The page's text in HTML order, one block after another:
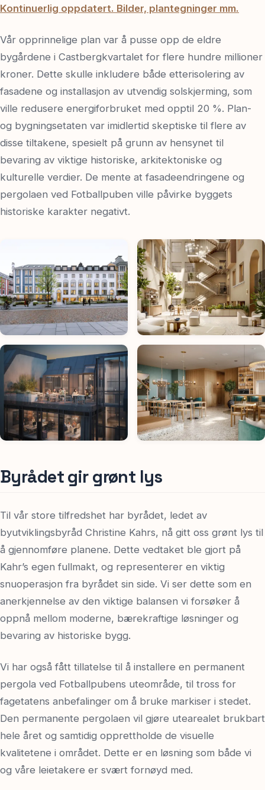
Kontinuerlig oppdatert. Bilder, plantegninger mm.
Vår opprinnelige plan var å pusse opp de eldre
bygårdene i Castbergkvartalet for flere hundre millioner
kroner. Dette skulle inkludere både etterisolering av
fasadene og installasjon av utvendig solskjerming, som
ville redusere energiforbruket med opptil 20 %. Plan-
og bygningsetaten var imidlertid skeptiske til flere av
disse tiltakene, spesielt på grunn av hensynet til
bevaring av viktige historiske, arkitektoniske og
kulturelle verdier. De mente at fasadeendringene og
pergolaen ved Fotballpuben ville påvirke byggets
historiske karakter negativt.
Byrådet gir grønt lys
Til vår store tilfredshet har byrådet, ledet av
byutviklingsbyråd Christine Kahrs, nå gitt oss grønt lys til
å gjennomføre planene. Dette vedtaket ble gjort på
Kahr’s egen fullmakt, og representerer en viktig
snuoperasjon fra byrådet sin side. Vi ser dette som en
anerkjennelse av den viktige balansen vi forsøker å
oppnå mellom moderne, bærekraftige løsninger og
bevaring av historiske bygg.
Vi har også fått tillatelse til å installere en permanent
pergola ved Fotballpubens uteområde, til tross for
fagetatens anbefalinger om å bruke markiser i stedet.
Den permanente pergolaen vil gjøre utearealet brukbart
hele året og samtidig opprettholde de visuelle
kvalitetene i området. Dette er en løsning som både vi
og våre leietakere er svært fornøyd med.